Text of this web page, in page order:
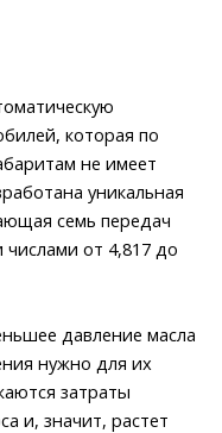
которая по
не имеет
уникальная
семь передач
от 4,817 до
давление масла
нужно для их
затраты
и, значит, растет